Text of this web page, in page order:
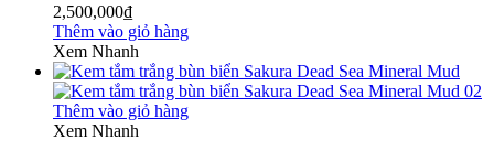
2,500,000₫
Thêm vào giỏ hàng
Xem Nhanh
Thêm vào giỏ hàng
Xem Nhanh